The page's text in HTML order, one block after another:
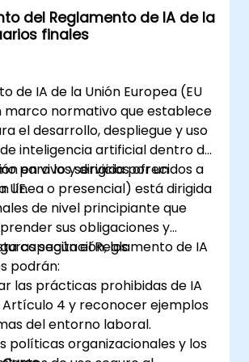
del Reglamento de IA de la
finales
de IA de la Unión Europea (EU
marco normativo que establece
el desarrollo, despliegue y uso
inteligencia artificial dentro de
para los servicios ofrecidos a
UE.
en vivo y dirigida por un
línea o presencial) está dirigida
de nivel principiante que
sus obligaciones y
según el Reglamento de IA
capacitación, los
podrán:
las prácticas prohibidas de IA
Artículo 4 y reconocer ejemplos
del entorno laboral.
políticas organizacionales y los